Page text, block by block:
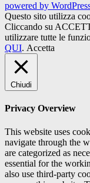
powered by
Questo sito utilizza
Cliccando su
utilizzare tutte le
QUI. Accetta
Chiudi
Privacy Overview
This website uses
navigate through the
are categorized as
essential for the
also use third-party